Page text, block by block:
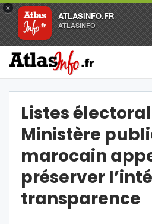
×
ATLASINFO.FR
ATLASINFO
Listes
Ministère
marocain
préserver
transparence